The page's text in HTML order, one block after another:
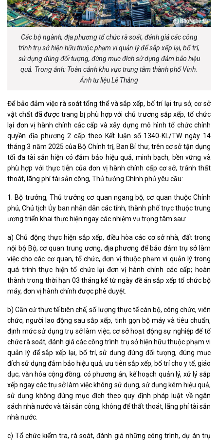
Các bộ ngành, địa phương tổ chức rà soát, đánh giá các công
trình trụ sở hiện hữu thuộc phạm vi quản lý để sắp xếp lại, bố trí,
sử dụng đúng đối tượng, đúng mục đích sử dụng đảm bảo hiệu
quả. Trong ảnh: Toàn cảnh khu vực trung tâm thành phố Vinh.
Ảnh tư liệu Lê Thắng
Để bảo đảm việc rà soát tổng thể và sắp xếp, bố trí lại trụ sở, cơ sở
vật chất đã được trang bị phù hợp với chủ trương sắp xếp, tổ chức
lại đơn vị hành chính các cấp và xây dựng mô hình tổ chức chính
quyền địa phương 2 cấp theo Kết luận số 1340-KL/TW ngày 14
tháng 3 năm 2025 của Bộ Chính trị, Ban Bí thư, trên cơ sở tận dụng
tối đa tài sản hiện có đảm bảo hiệu quả, minh bạch, bền vững và
phù hợp với thực tiễn của đơn vị hành chính cấp cơ sở, tránh thất
thoát, lãng phí tài sản công, Thủ tướng Chính phủ yêu cầu:
1. Bộ trưởng, Thủ trưởng cơ quan ngang bộ, cơ quan thuộc Chính
phủ, Chủ tịch Ủy ban nhân dân các tỉnh, thành phố trực thuộc trung
ương triển khai thực hiện ngay các nhiệm vụ trọng tâm sau:
a) Chủ động thực hiện sắp xếp, điều hòa các cơ sở nhà, đất trong
nội bộ Bộ, cơ quan trung ương, địa phương để bảo đảm trụ sở làm
việc cho các cơ quan, tổ chức, đơn vị thuộc phạm vi quản lý trong
quá trình thực hiện tổ chức lại đơn vị hành chính các cấp; hoàn
thành trong thời hạn 03 tháng kể từ ngày đề án sắp xếp tổ chức bộ
máy, đơn vị hành chính được phê duyệt.
b) Căn cứ thực tế biên chế, số lượng thực tế cán bộ, công chức, viên
chức, người lao động sau sắp xếp, tinh gọn bộ máy và tiêu chuẩn,
định mức sử dụng trụ sở làm việc, cơ sở hoạt động sự nghiệp để tổ
chức rà soát, đánh giá các công trình trụ sở hiện hữu thuộc phạm vi
quản lý để sắp xếp lại, bố trí, sử dụng đúng đối tượng, đúng mục
đích sử dụng đảm bảo hiệu quả; ưu tiên sắp xếp, bố trí cho y tế, giáo
dục, văn hóa cộng đồng; có phương án, kế hoạch quản lý, xử lý sắp
xếp ngay các trụ sở làm việc không sử dụng, sử dụng kém hiệu quả,
sử dụng không đúng mục đích theo quy định pháp luật về ngân
sách nhà nước và tài sản công, không để thất thoát, lãng phí tài sản
nhà nước.
c) Tổ chức kiểm tra, rà soát, đánh giá những công trình, dự án trụ